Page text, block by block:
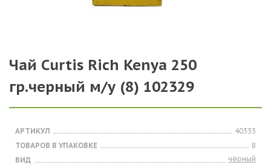
Чай Curtis Rich Kenya 250
гр.черный м/у (8) 102329
АРТИКУЛ
40335
ТОВАРОВ В УПАКОВКЕ
8
ВИД
чёрный